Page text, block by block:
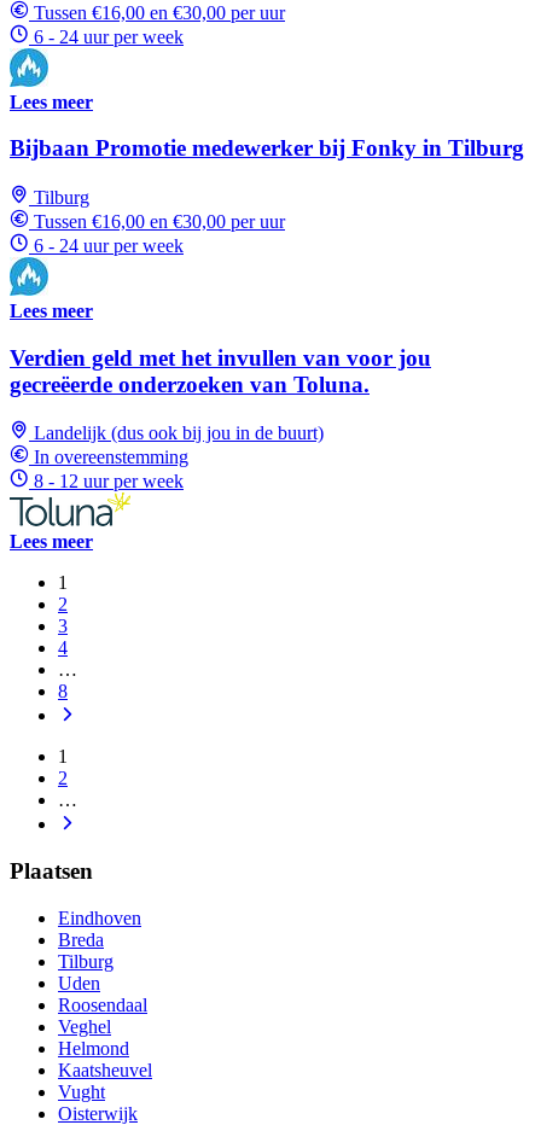
Tussen €16,00 en €30,00 per uur
6 - 24 uur per week
Lees meer
Bijbaan Promotie medewerker bij Fonky in Tilburg
Tilburg
Tussen €16,00 en €30,00 per uur
6 - 24 uur per week
Lees meer
Verdien geld met het invullen van voor jou
gecreëerde onderzoeken van Toluna.
Landelijk (dus ook bij jou in de buurt)
In overeenstemming
8 - 12 uur per week
Lees meer
1
2
3
4
…
8
1
2
…
Plaatsen
Eindhoven
Breda
Tilburg
Uden
Roosendaal
Veghel
Helmond
Kaatsheuvel
Vught
Oisterwijk